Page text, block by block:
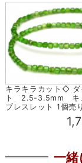
キラキラカット◇ ダ
ト 2.5-3.5mm キ
ブレスレット 1個売
一